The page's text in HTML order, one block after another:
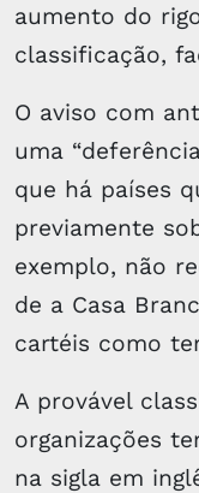
aumento do
classificação,
O aviso com
uma
que há países
previamente
exemplo, não
de a Casa
cartéis como
A provável
organizações
na sigla em